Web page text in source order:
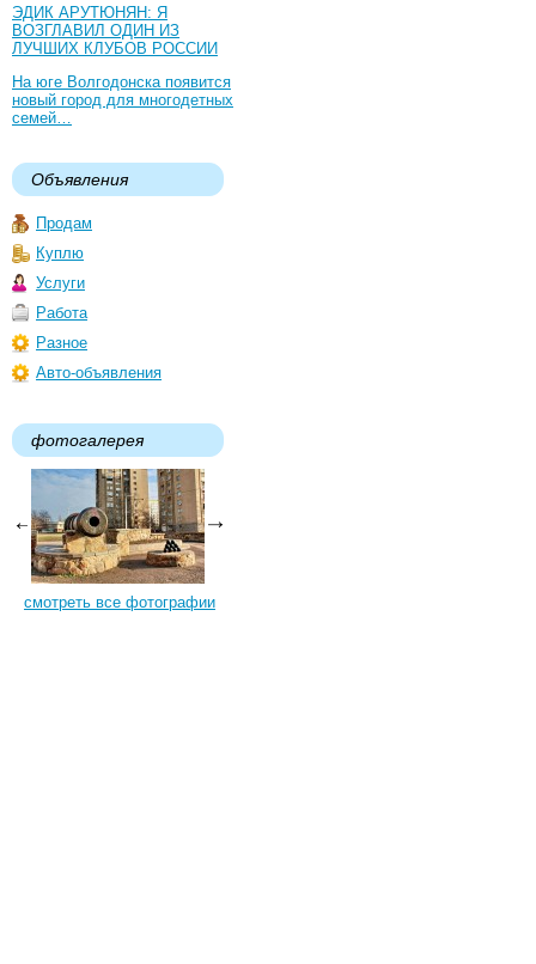
ЭДИК АРУТЮНЯН: Я
ВОЗГЛАВИЛ ОДИН ИЗ
ЛУЧШИХ КЛУБОВ РОССИИ
На юге Волгодонска появится
новый город для многодетных
семей…
Объявления
Продам
Куплю
Услуги
Работа
Разное
Авто-объявления
фотогалерея
смотреть все фотографии